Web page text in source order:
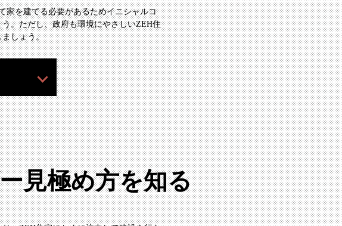
家を建てる必要があるためイニシャルコ
。ただし、政府も環境にやさしいZEH住
ましょう。
見極め方を知る